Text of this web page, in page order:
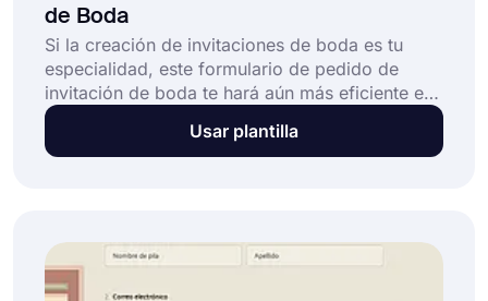
de Boda
Si la creación de invitaciones de boda es tu
especialidad, este formulario de pedido de
invitación de boda te hará aún más eficiente en
tu negocio. Puedes descubrir de inmediato lo
que los clientes desean y sus solicitudes
Usar plantilla